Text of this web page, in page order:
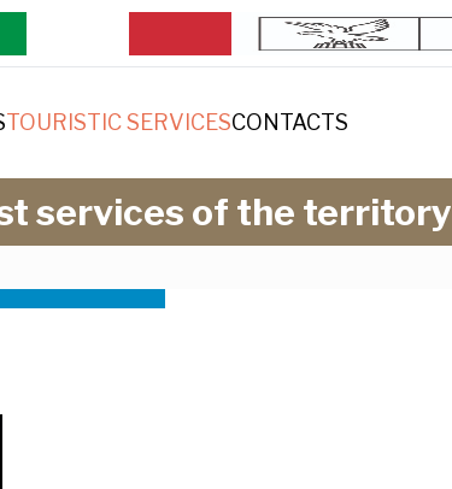
TOURISTIC SERVICESCONTACTS
services of the territory